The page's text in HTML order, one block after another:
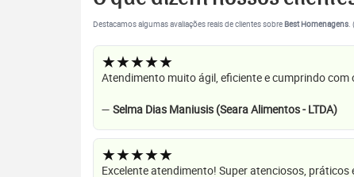
Destacamos algumas avaliações reais de clientes sobreBest Homenagens.
★★★★★
Atendimento muito ágil, eficiente e cumprindo com
— Selma Dias Maniusis (Seara Alimentos - LTDA)
★★★★★
Excelente atendimento! Super atenciosos,